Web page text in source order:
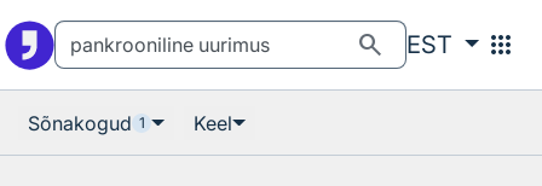
search EST apps
Sõnakogud 1 Keel